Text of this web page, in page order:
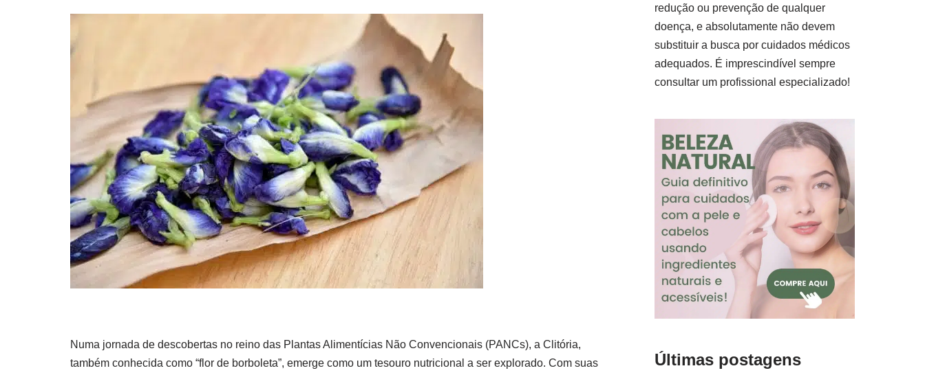
Numa jornada de descobertas no reino das Plantas Alimentícias Não Convencionais (PANCs), a Clitória,
também conhecida como “flor de borboleta”, emerge como um tesouro nutricional a ser explorado. Com suas
redução ou prevenção de qualquer
doença, e absolutamente não devem
substituir a busca por cuidados médicos
adequados. É imprescindível sempre
consultar um profissional especializado!
Últimas postagens